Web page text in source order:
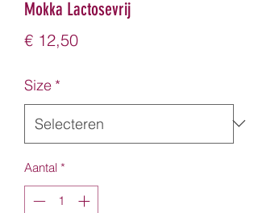
Mokka Lactosevrij
€ 12,50Prijs
Size *
Aantal *